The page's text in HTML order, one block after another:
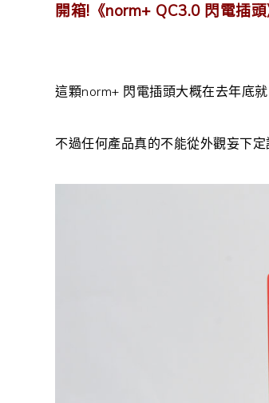
開箱!《norm+ QC3.0 閃電插
這顆norm+ 閃電插頭大概在去年底
不過任何產品真的不能從外觀妄下定